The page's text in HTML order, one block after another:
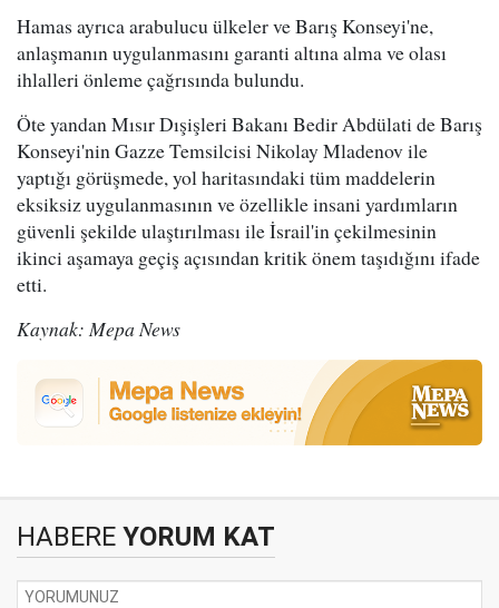
Hamas ayrıca arabulucu ülkeler ve Barış Konseyi'ne,
anlaşmanın uygulanmasını garanti altına alma ve olası
ihlalleri önleme çağrısında bulundu.
Öte yandan Mısır Dışişleri Bakanı Bedir Abdülati de Barış
Konseyi'nin Gazze Temsilcisi Nikolay Mladenov ile
yaptığı görüşmede, yol haritasındaki tüm maddelerin
eksiksiz uygulanmasının ve özellikle insani yardımların
güvenli şekilde ulaştırılması ile İsrail'in çekilmesinin
ikinci aşamaya geçiş açısından kritik önem taşıdığını ifade
etti.
Kaynak: Mepa News
HABERE YORUM KAT